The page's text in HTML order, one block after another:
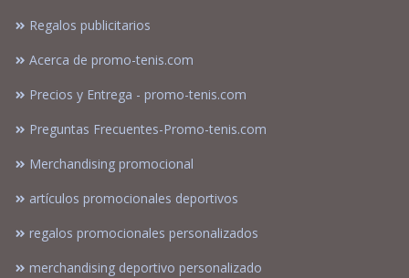
Regalos publicitarios
Acerca de promo-tenis.com
Precios y Entrega - promo-tenis.com
Preguntas Frecuentes-Promo-tenis.com
Merchandising promocional
artículos promocionales deportivos
regalos promocionales personalizados
merchandising deportivo personalizado